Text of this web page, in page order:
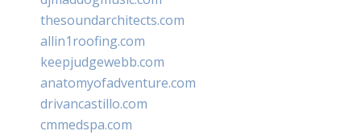
thesoundarchitects.com
allin1roofing.com
keepjudgewebb.com
anatomyofadventure.com
drivancastillo.com
cmmedspa.com